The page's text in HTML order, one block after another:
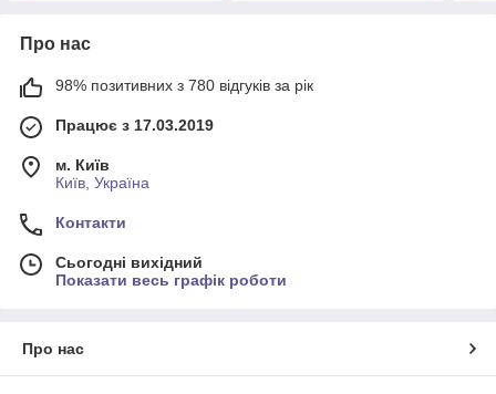
Про нас
98% позитивних з 780 відгуків за рік
Працює з 17.03.2019
м. Київ
Київ, Україна
Контакти
Сьогодні вихідний
Показати весь графік роботи
Про нас